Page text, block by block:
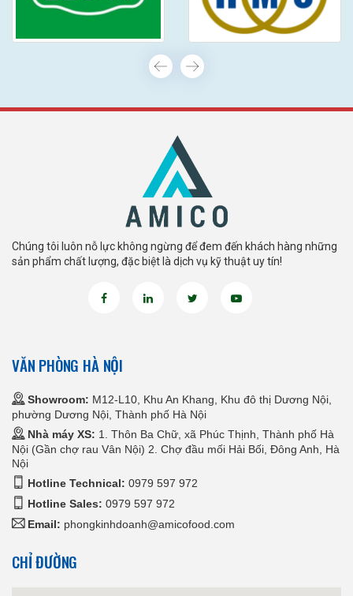
Chúng tôi luôn nỗ lực không ngừng để đem đến khách hàng những
sản phẩm chất lượng, đặc biệt là dịch vụ kỹ thuật uy tín!
VĂN PHÒNG HÀ NỘI
Showroom: M12-L10, Khu An Khang, Khu đô thị Dương Nội,
phường Dương Nội, Thành phố Hà Nội
Nhà máy XS: 1. Thôn Ba Chữ, xã Phúc Thịnh, Thành phố Hà
Nội (Gần chợ rau Vân Nội) 2. Chợ đầu mối Hải Bối, Đông Anh, Hà
Nội
Hotline Technical: 0979 597 972
Hotline Sales: 0979 597 972
Email: phongkinhdoanh@amicofood.com
CHỈ ĐƯỜNG